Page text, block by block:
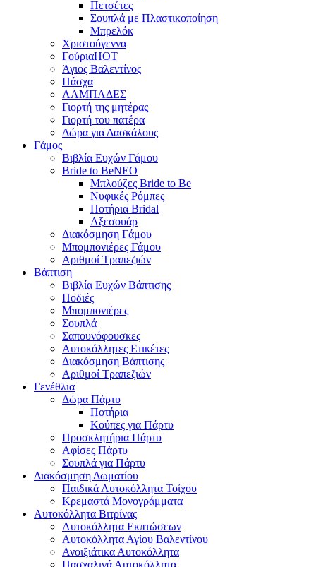
Πετσέτες
Σουπλά με Πλαστικοποίηση
Μπρελόκ
Χριστούγεννα
ΓούριαHOT
Άγιος Βαλεντίνος
Πάσχα
ΛΑΜΠΑΔΕΣ
Γιορτή της μητέρας
Γιορτή του πατέρα
Δώρα για Δασκάλους
Γάμος
Βιβλία Ευχών Γάμου
Bride to BeNEO
Μπλούζες Bride to Be
Νυφικές Ρόμπες
Ποτήρια Bridal
Αξεσουάρ
Διακόσμηση Γάμου
Μπομπονιέρες Γάμου
Αριθμοί Τραπεζιών
Βάπτιση
Βιβλία Ευχών Βάπτισης
Ποδιές
Μπομπονιέρες
Σουπλά
Σαπουνόφουσκες
Αυτοκόλλητες Ετικέτες
Διακόσμηση Βάπτισης
Αριθμοί Τραπεζιών
Γενέθλια
Δώρα Πάρτυ
Ποτήρια
Κούπες για Πάρτυ
Προσκλητήρια Πάρτυ
Αφίσες Πάρτυ
Σουπλά για Πάρτυ
Διακόσμηση Δωματίου
Παιδικά Αυτοκόλλητα Τοίχου
Κρεμαστά Μονογράμματα
Αυτοκόλλητα Βιτρίνας
Αυτοκόλλητα Εκπτώσεων
Αυτοκόλλητα Αγίου Βαλεντίνου
Ανοιξιάτικα Αυτοκόλλητα
Πασχαλινά Αυτοκόλλητα